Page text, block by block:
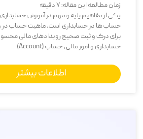
زمان مطالعه این مقاله:7دقیقه
یکی از مفاهیم پایه و مهم در آموزش
حساب‌ ها در حسابداری است. ماهیت حساب در
برای درک و ثبت صحیح رویدادهای مالی
حسابداری و امور مالی، حساب (Account)
اطلاعات بیشتر